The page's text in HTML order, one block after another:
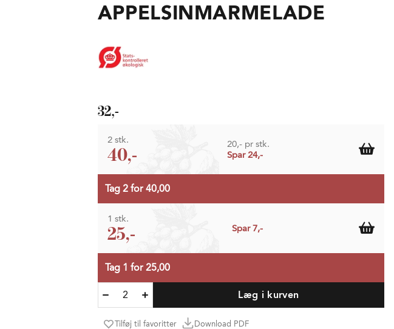
APPELSINMARMELADE
32,-
2 stk.
40,-
20,- pr stk.
Spar 24,-
Tag 2 for 40,00
1 stk.
25,- Spar 7,-
Tag 1 for 25,00
Læg i kurven
Tilføj til favoritter Download PDF